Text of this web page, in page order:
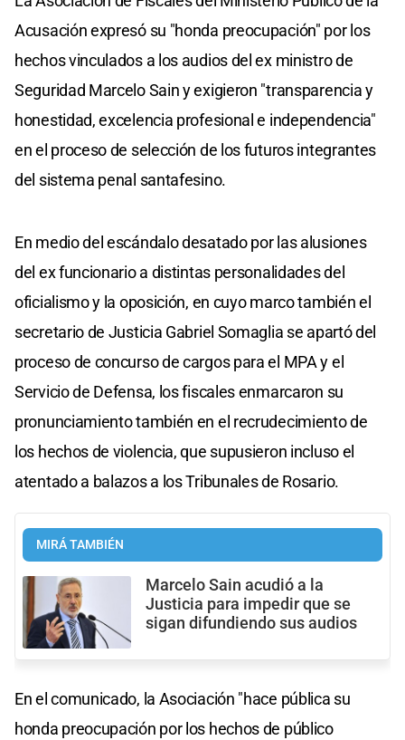
Acusación expresó su "honda preocupación" por los
hechos vinculados a los audios del ex ministro de
Seguridad Marcelo Sain y exigieron "transparencia y
honestidad, excelencia profesional e independencia"
en el proceso de selección de los futuros integrantes
del sistema penal santafesino.
En medio del escándalo desatado por las alusiones
del ex funcionario a distintas personalidades del
oficialismo y la oposición, en cuyo marco también el
secretario de Justicia Gabriel Somaglia se apartó del
proceso de concurso de cargos para el MPA y el
Servicio de Defensa, los fiscales enmarcaron su
pronunciamiento también en el recrudecimiento de
los hechos de violencia, que supusieron incluso el
atentado a balazos a los Tribunales de Rosario.
MIRÁ TAMBIÉN
Marcelo Sain acudió a la
Justicia para impedir que se
sigan difundiendo sus audios
En el comunicado, la Asociación "hace pública su
honda preocupación por los hechos de público